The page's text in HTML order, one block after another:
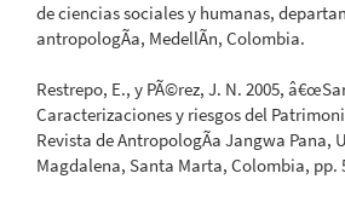
de ciencias sociales y humanas,
antropologÃ­a, MedellÃ­n, Colombia.
Restrepo, E., y PÃ©rez, J. N. 2005,
Caracterizaciones y riesgos del
Revista de AntropologÃ­a Jangwa Pana,
Magdalena, Santa Marta, Colombia, pp.